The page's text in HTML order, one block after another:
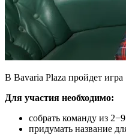
В Bavaria Plaza пройдет
Для участия необходимо:
собрать команду из
придумать название